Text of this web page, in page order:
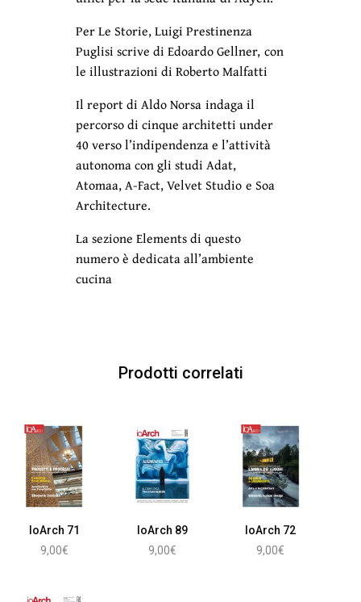
Per Le Storie, Luigi Prestinenza
Puglisi scrive di Edoardo Gellner, con
le illustrazioni di Roberto Malfatti
Il report di Aldo Norsa indaga il
percorso di cinque architetti under
40 verso l’indipendenza e l’attività
autonoma con gli studi Adat,
Atomaa, A-Fact, Velvet Studio e Soa
Architecture.
La sezione Elements di questo
numero è dedicata all’ambiente
cucina
Prodotti correlati
IoArch 71
9,00€
IoArch 89
9,00€
IoArch 72
9,00€